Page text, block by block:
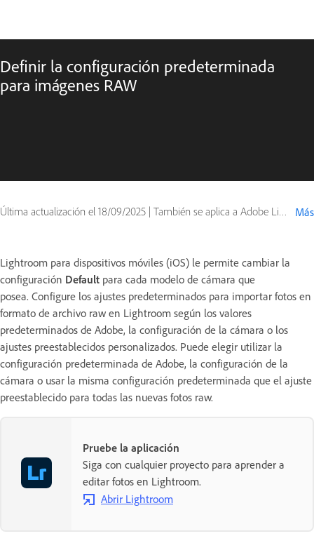
Definir la configuración predeterminada
para imágenes RAW
Última actualización el 18/09/2025 | También se aplica a Adobe Lightroom Mobile Más
Lightroom para dispositivos móviles (iOS) le permite cambiar la
configuración Default para cada modelo de cámara que
posea. Configure los ajustes predeterminados para importar fotos en
formato de archivo raw en Lightroom según los valores
predeterminados de Adobe, la configuración de la cámara o los
ajustes preestablecidos personalizados. Puede elegir utilizar la
configuración predeterminada de Adobe, la configuración de la
cámara o usar la misma configuración predeterminada que el ajuste
preestablecido para todas las nuevas fotos raw.
Pruebe la aplicación
Siga con cualquier proyecto para aprender a
editar fotos en Lightroom.
Abrir Lightroom